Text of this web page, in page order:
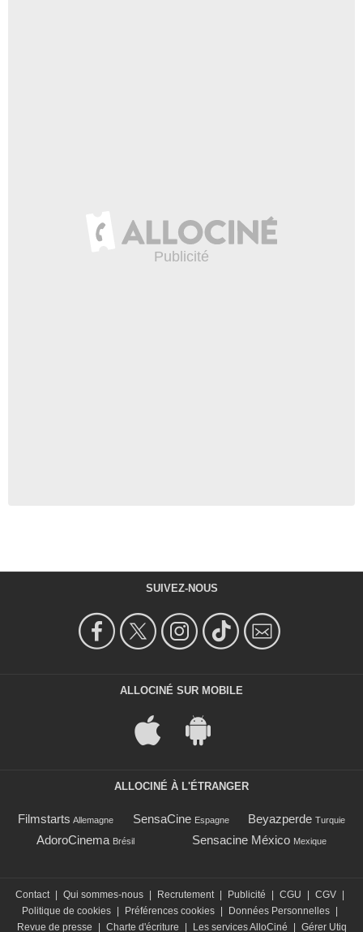
SUIVEZ-NOUS
ALLOCINÉ SUR MOBILE
ALLOCINÉ À L'ÉTRANGER
Filmstarts Allemagne SensaCine Espagne Beyazperde Turquie
AdoroCinema Brésil Sensacine México Mexique
Contact | Qui sommes-nous | Recrutement | Publicité | CGU | CGV |
Politique de cookies | Préférences cookies | Données Personnelles |
Revue de presse
| Charte d'écriture | Les services AlloCiné | Gérer Utiq